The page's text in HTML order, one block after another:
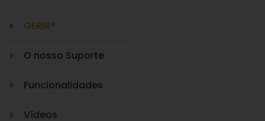
GERIR®
O nosso Suporte
Funcionalidades
Vídeos